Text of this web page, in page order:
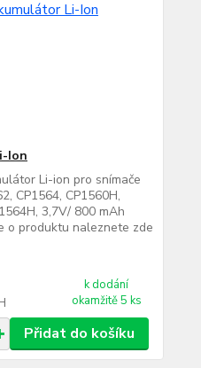
Ion
Li-ion pro snímače
CP1564, CP1560H,
3,7V/ 800 mAh
o produktu naleznete zde
k dodání
okamžitě 5 ks
Přidat do košíku